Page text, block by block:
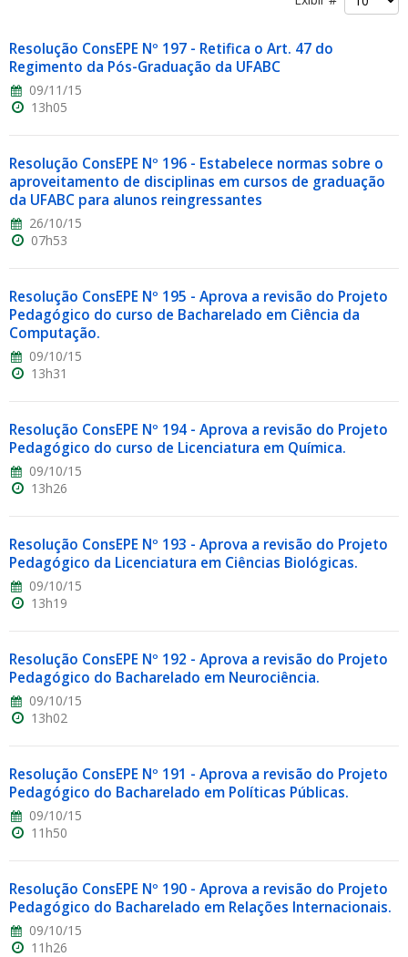
Resolução ConsEPE Nº 197 - Retifica o Art. 47 do
Regimento da Pós-Graduação da UFABC
09/11/15
13h05
Resolução ConsEPE Nº 196 - Estabelece normas sobre o
aproveitamento de disciplinas em cursos de graduação
da UFABC para alunos reingressantes
26/10/15
07h53
Resolução ConsEPE Nº 195 - Aprova a revisão do Projeto
Pedagógico do curso de Bacharelado em Ciência da
Computação.
09/10/15
13h31
Resolução ConsEPE Nº 194 - Aprova a revisão do Projeto
Pedagógico do curso de Licenciatura em Química.
09/10/15
13h26
Resolução ConsEPE Nº 193 - Aprova a revisão do Projeto
Pedagógico da Licenciatura em Ciências Biológicas.
09/10/15
13h19
Resolução ConsEPE Nº 192 - Aprova a revisão do Projeto
Pedagógico do Bacharelado em Neurociência.
09/10/15
13h02
Resolução ConsEPE Nº 191 - Aprova a revisão do Projeto
Pedagógico do Bacharelado em Políticas Públicas.
09/10/15
11h50
Resolução ConsEPE Nº 190 - Aprova a revisão do Projeto
Pedagógico do Bacharelado em Relações Internacionais.
09/10/15
11h26